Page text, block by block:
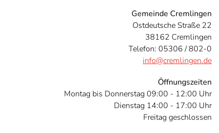
Gemeinde Cremlingen
Ostdeutsche Straße 22
38162 Cremlingen
Telefon: 05306 / 802-0
info@cremlingen.de
Öffnungszeiten
Montag bis Donnerstag 09:00 - 12:00 Uhr
Dienstag 14:00 - 17:00 Uhr
Freitag geschlossen